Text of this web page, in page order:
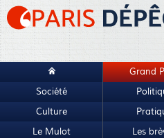
Grand
Société
Culture
Le Mulot
Les